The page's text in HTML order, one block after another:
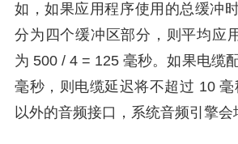
如，如果应用程序使用的总缓冲
分为四个缓冲区部分，则平均应
为 500 / 4 = 125 毫秒。如果电缆
毫秒，则电缆延迟将不超过 10
以外的音频接口，系统音频引擎会